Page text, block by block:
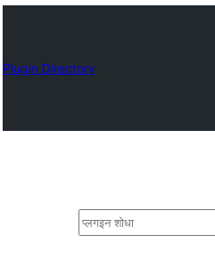
Plugin Directory
शोधा